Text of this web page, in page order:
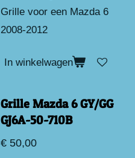
Grille voor een Mazda 6
2008-2012
In winkelwagen
Grille Mazda 6 GY/GG
GJ6A-50-710B
€ 50,00